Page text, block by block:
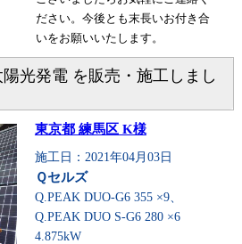
ださい。今後とも末長いお付き合
いをお願いいたします。
光発電 を販売・施工しまし
東京都 練馬区 K様
施工日：2021年04月03日
Ｑセルズ
Q.PEAK DUO-G6 355 ×9、
Q.PEAK DUO S-G6 280 ×6
4.875kW